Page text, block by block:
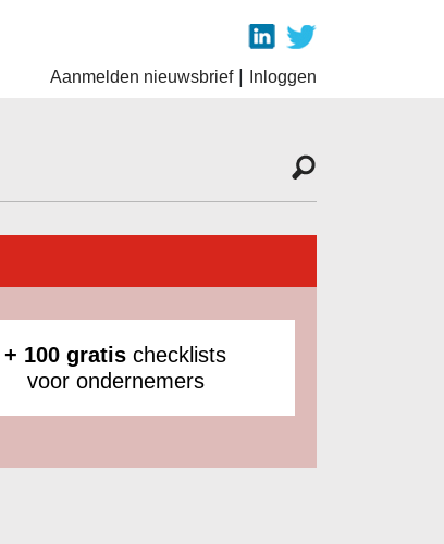
Aanmelden nieuwsbrief| Inloggen
+ 100 gratis checklists
voor ondernemers